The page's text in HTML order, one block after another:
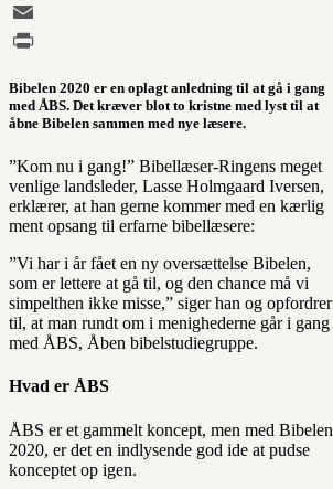
Twitter
Email
Bibelen 2020 er en oplagt anledning til at gå i gang
med ÅBS. Det kræver blot to kristne med lyst til at
åbne Bibelen sammen med nye læsere.
”Kom nu i gang!” Bibellæser-Ringens meget
venlige landsleder, Lasse Holmgaard Iversen,
erklærer, at han gerne kommer med en kærlig
ment opsang til erfarne bibellæsere:
”Vi har i år fået en ny oversættelse Bibelen,
som er lettere at gå til, og den chance må vi
simpelthen ikke misse,” siger han og opfordrer
til, at man rundt om i menighederne går i gang
med ÅBS, Åben bibelstudiegruppe.
Hvad er ÅBS
ÅBS er et gammelt koncept, men med Bibelen
2020, er det en indlysende god ide at pudse
konceptet op igen.